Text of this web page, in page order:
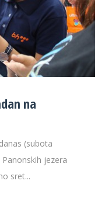
na
(subota
jezera
sret...